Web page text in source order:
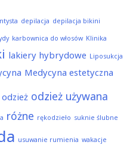
depilacja depilacja bikini
karbownica do włosów Klinika
lakiery hybrydowe Liposukcja
Medycyna estetyczna
odzież odzież używana
różne rękodzieło suknie ślubne
usuwanie rumienia wakacje